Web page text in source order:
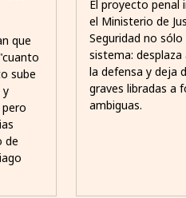
que
sube
y
de
El proyecto penal
el Ministerio de
Seguridad no sólo
sistema:
la defensa y deja
graves libradas a
ambiguas.